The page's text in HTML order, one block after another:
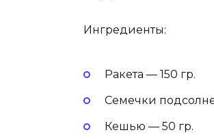
Ингредиенты:
Ракета — 150 гр.
Семечки
Кешью — 50 гр.